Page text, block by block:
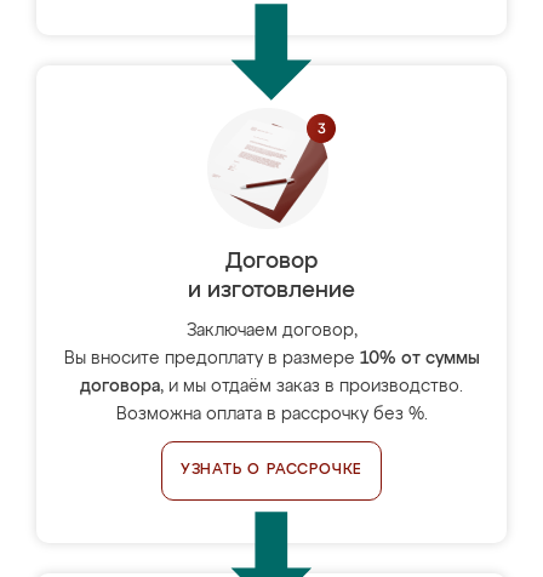
Договор
и изготовление
Заключаем договор,
Вы вносите предоплату в размере 10% от суммы
договора, и мы отдаём заказ в производство.
Возможна оплата в рассрочку без %.
УЗНАТЬ О РАССРОЧКЕ